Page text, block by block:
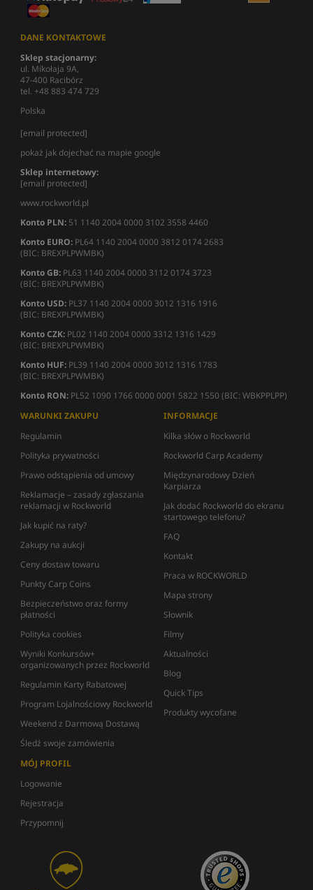
DANE KONTAKTOWE
Sklep stacjonarny:
ul. Mikołaja 9A,
47-400 Racibórz
tel. +48 883 474 729
Polska
[email protected]
pokaż jak dojechać na mapie google
Sklep internetowy:
[email protected]
www.rockworld.pl
Konto PLN: 51 1140 2004 0000 3102 3558 4460
Konto EURO: PL64 1140 2004 0000 3812 0174 2683
(BIC: BREXPLPWMBK)
Konto GB: PL63 1140 2004 0000 3112 0174 3723
(BIC: BREXPLPWMBK)
Konto USD: PL37 1140 2004 0000 3012 1316 1916
(BIC: BREXPLPWMBK)
Konto CZK: PL02 1140 2004 0000 3312 1316 1429
(BIC: BREXPLPWMBK)
Konto HUF: PL39 1140 2004 0000 3012 1316 1783
(BIC: BREXPLPWMBK)
Konto RON: PL52 1090 1766 0000 0001 5822 1550 (BIC: WBKPPLPP)
WARUNKI ZAKUPU
Regulamin
Polityka prywatności
Prawo odstąpienia od umowy
Reklamacje – zasady zgłaszania
reklamacji w Rockworld
Jak kupić na raty?
Zakupy na aukcji
Ceny dostaw towaru
Punkty Carp Coins
Bezpieczeństwo oraz formy
płatności
Polityka cookies
Wyniki Konkursów+
organizowanych przez Rockworld
Regulamin Karty Rabatowej
Program Lojalnościowy Rockworld
Weekend z Darmową Dostawą
Śledź swoje zamówienia
INFORMACJE
Kilka słów o Rockworld
Rockworld Carp Academy
Międzynarodowy Dzień
Karpiarza
Jak dodać Rockworld do ekranu
startowego telefonu?
FAQ
Kontakt
Praca w ROCKWORLD
Mapa strony
Słownik
Filmy
Aktualności
Blog
Quick Tips
Produkty wycofane
MÓJ PROFIL
Logowanie
Rejestracja
Przypomnij